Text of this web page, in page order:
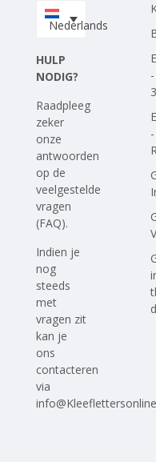
Upload je eigen
Nederlands
HULP
NODIG?
Raadpleeg
zeker
onze
antwoorden
op de
veelgestelde
vragen
(FAQ).
Indien je
nog
steeds
met
vragen zit
kan je
ons
contacteren
via
-
-